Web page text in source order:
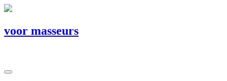
voor masseurs